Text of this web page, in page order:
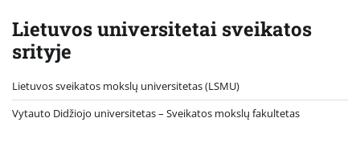
Lietuvos universitetai sveikatos
srityje
Lietuvos sveikatos mokslų universitetas (LSMU)
Vytauto Didžiojo universitetas– Sveikatos mokslų fakultetas